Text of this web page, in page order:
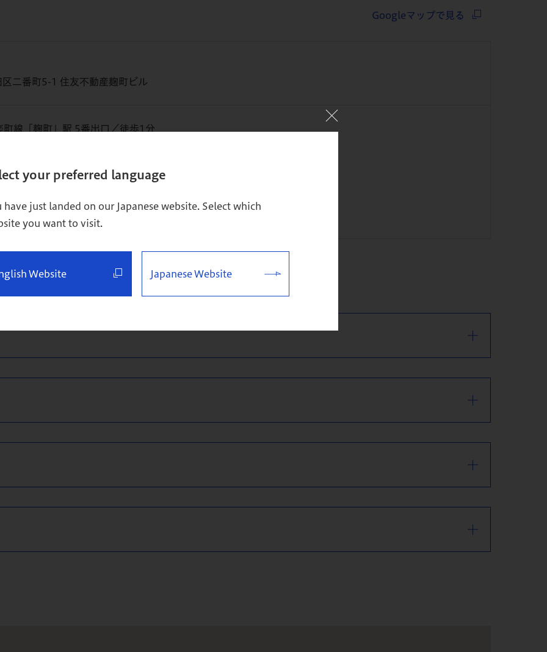
your preferred language
have just landed on our Japanese website. Select which
you want to visit.
Website Japanese Website
Googleマップで見る
二番町5-1 住友不動産麹町ビル
町線「麹町」駅 5番出口／徒歩1分
丸ノ内線「四ツ谷」駅／徒歩10分
下鉄新宿線「市ヶ谷」駅／徒歩10分